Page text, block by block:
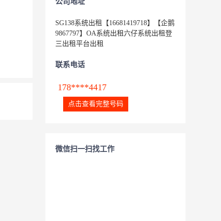
SG138系统出租【16681419718】【企鹅
9867797】OA系统出租六仔系统出租登
三出租平台出租
联系电话
178****4417
点击查看完整号码
微信扫一扫找工作